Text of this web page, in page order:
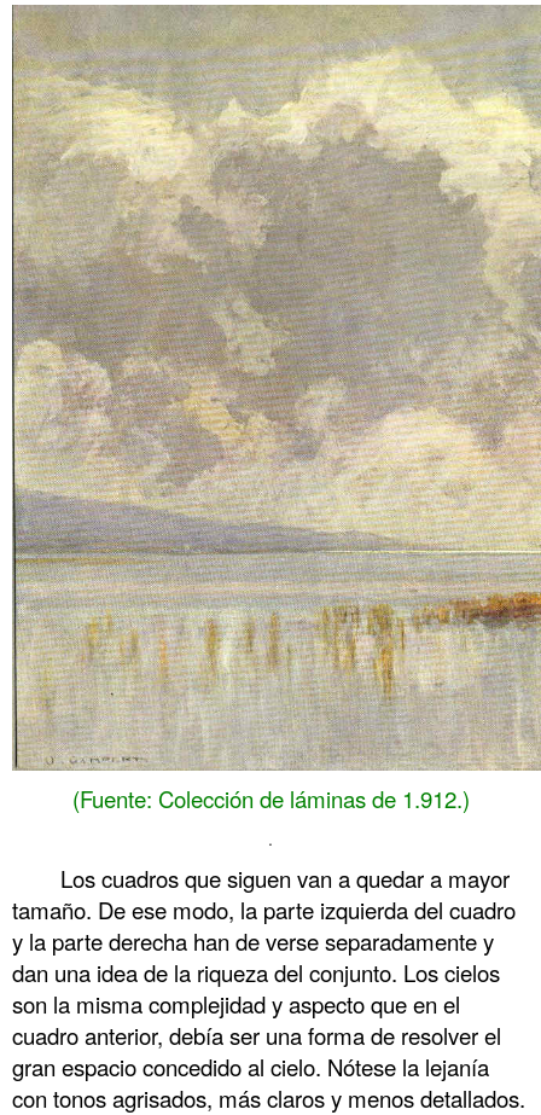
(Fuente: Colección de láminas de 1.912.)
.
Los cuadros que siguen van a quedar a mayor
tamaño. De ese modo, la parte izquierda del cuadro
y la parte derecha han de verse separadamente y
dan una idea de la riqueza del conjunto. Los cielos
son la misma complejidad y aspecto que en el
cuadro anterior, debía ser una forma de resolver el
gran espacio concedido al cielo. Nótese la lejanía
con tonos agrisados, más claros y menos detallados.